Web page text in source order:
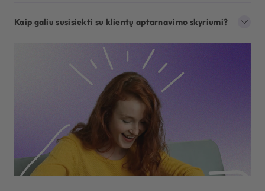
Kaip galiu susisiekti su klientų aptarnavimo skyriumi?